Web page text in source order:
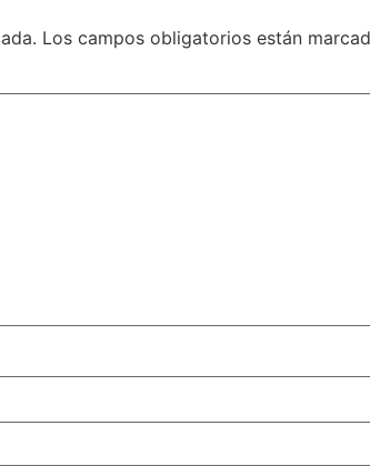
Los campos obligatorios están